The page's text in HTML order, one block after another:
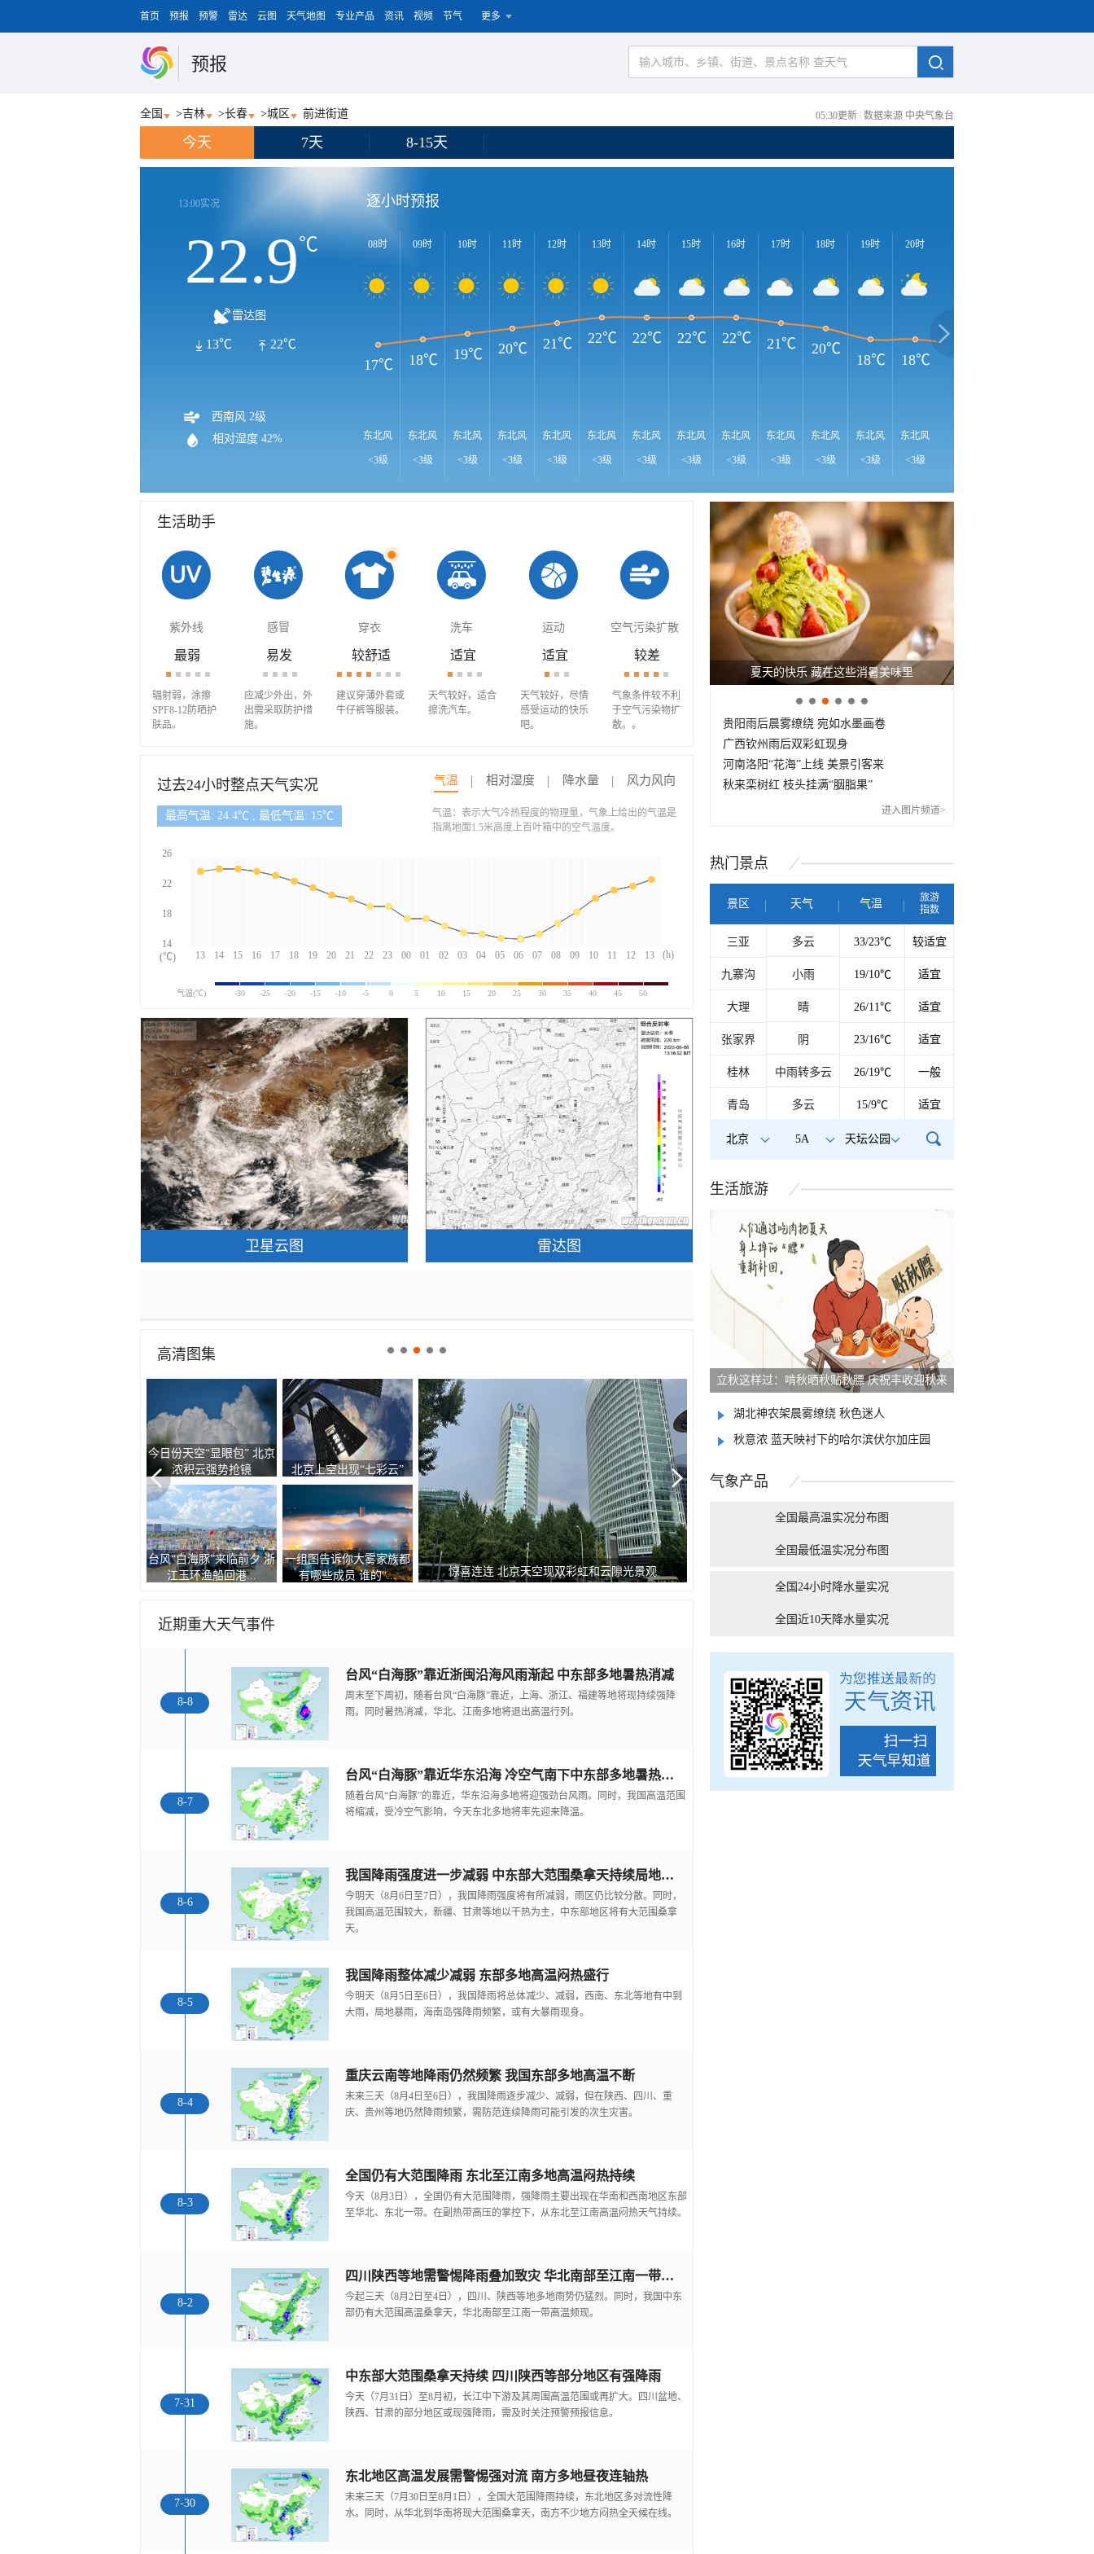
首页 预报 预警 雷达 云图 天气地图 专业产品 资讯 视频 节气 更多
预报
全国 >吉林 >长春 >城区 05:30更新 数据来源 中央气象台
前进街道
今天 7天 8-15天
13:00实况
22.9℃
雷达图
22℃
13℃
西南风 2级
相对湿度 42%
逐小时预报
08时
东北风
<3级
09时
东北风
<3级
10时
东北风
<3级
11时
东北风
<3级
12时
东北风
<3级
13时
东北风
<3级
14时
东北风
<3级
15时
东北风
<3级
16时
东北风
<3级
17时
东北风
<3级
18时
东北风
<3级
19时
东北风
<3级
20时
东北风
<3级
17℃ 18℃ 19℃ 20℃ 21℃ 22℃ 22℃ 22℃ 22℃ 21℃ 20℃
18℃ 18℃
生活助手
紫外线 感冒 穿衣 洗车 运动 空气污染扩散
最弱
辐射弱，涂擦
SPF8-12防晒护
肤品。
易发
应减少外出，外
出需采取防护措
施。
较舒适
建议穿薄外套或
牛仔裤等服装。
适宜
天气较好，适合
擦洗汽车。
适宜
天气较好，尽情
感受运动的快乐
吧。
较差
气象条件较不利
于空气污染物扩
散。。
过去24小时整点天气实况 气温 相对湿度 降水量 风力风向
最高气温: 24.4℃ , 最低气温: 15℃
13 14 15 16 17 18 19 20 21 22 23 00 01 02 03 04 05 06 07 08 09 10 11 12 13
26
22
18
14
(h)
(℃)
气温：表示大气冷热程度的物理量，气象上给出的气温是
指离地面1.5米高度上百叶箱中的空气温度。
气温(℃) -30 -25 -20 -15 -10 -5 0 5 10 15 20 25 30 35 40 45 50
卫星云图 雷达图
高清图集
走进青海祁连 邂逅一场大
自然的顶级配色
北京现超清晰日晕 好似天
空“大眼睛”
台风“白海豚”逼近 游客从
南麂岛撤离上岸
有种冷叫嗷嗷冷！9张图
告诉你北方人冬天到...
“糖分超标” 今天北京天空藏了朵巨型棉花...
为防范台风“白海豚” 浙江
被湿冷支配的恐惧！9张
近期重大天气事件
8-8
台风“白海豚”靠近浙闽沿海风雨渐起 中东部多地暑热消减
周末至下周初，随着台风“白海豚”靠近，上海、浙江、福建等地将现持续强降
雨。同时暑热消减，华北、江南多地将退出高温行列。
8-7
台风“白海豚”靠近华东沿海 冷空气南下中东部多地暑热缓解
随着台风“白海豚”的靠近，华东沿海多地将迎强劲台风雨。同时，我国高温范围
将缩减，受冷空气影响，今天东北多地将率先迎来降温。
8-6
我国降雨强度进一步减弱 中东部大范围桑拿天持续局地可超38℃
今明天（8月6日至7日），我国降雨强度将有所减弱，雨区仍比较分散。同时，
我国高温范围较大，新疆、甘肃等地以干热为主，中东部地区将有大范围桑拿
天。
8-5
我国降雨整体减少减弱 东部多地高温闷热盛行
今明天（8月5日至6日），我国降雨将总体减少、减弱，西南、东北等地有中到
大雨，局地暴雨，海南岛强降雨频繁，或有大暴雨现身。
8-4
重庆云南等地降雨仍然频繁 我国东部多地高温不断
未来三天（8月4日至6日），我国降雨逐步减少、减弱，但在陕西、四川、重
庆、贵州等地仍然降雨频繁，需防范连续降雨可能引发的次生灾害。
8-3
全国仍有大范围降雨 东北至江南多地高温闷热持续
今天（8月3日），全国仍有大范围降雨，强降雨主要出现在华南和西南地区东部
至华北、东北一带。在副热带高压的掌控下，从东北至江南高温闷热天气持续。
8-2
四川陕西等地需警惕降雨叠加致灾 华北南部至江南一带高温频现
今起三天（8月2日至4日），四川、陕西等地多地雨势仍猛烈。同时，我国中东
部仍有大范围高温桑拿天，华北南部至江南一带高温频现。
7-31
中东部大范围桑拿天持续 四川陕西等部分地区有强降雨
今天（7月31日）至8月初，长江中下游及其周围高温范围或再扩大。四川盆地、
陕西、甘肃的部分地区或现强降雨，需及时关注预警预报信息。
7-30
东北地区高温发展需警惕强对流 南方多地昼夜连轴热
未来三天（7月30日至8月1日），全国大范围降雨持续，东北地区多对流性降
水。同时，从华北到华南将现大范围桑拿天，南方不少地方闷热全天候在线。
广西南宁：盛夏里的“绿野仙踪”
贵阳雨后晨雾缭绕 宛如水墨画卷
广西钦州雨后双彩虹现身
河南洛阳“花海”上线 美景引客来
秋来栾树红 枝头挂满“胭脂果”
进入图片频道>
热门 景点
景区 天气 气温
旅游
指数
三亚 多云 33/23℃ 较适宜
九寨沟 小雨 19/10℃ 适宜
大理 晴 26/11℃ 适宜
张家界 阴 23/16℃ 适宜
桂林 中雨转多云 26/19℃ 一般
青岛 多云 15/9℃ 适宜
北京 5A 天坛公园
生活旅游
雨后峨眉沟壑尽显 金顶显真容
湖北神农架晨雾缭绕 秋色迷人
秋意浓 蓝天映衬下的哈尔滨伏尔加庄园
气象产品
全国最高温实况分布图
全国最低温实况分布图
全国24小时降水量实况
全国近10天降水量实况